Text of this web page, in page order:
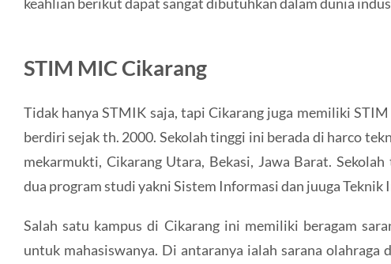
STIM MIC Cikarang
Tidak hanya STMIK saja, tapi Cikarang juga memiliki
berdiri sejak th. 2000. Sekolah tinggi ini berada di harco
mekarmukti, Cikarang Utara, Bekasi, Jawa Barat.
dua program studi yakni Sistem Informasi dan juuga Teknik
Salah satu kampus di Cikarang ini memiliki beragam
untuk mahasiswanya. Di antaranya ialah sarana olahraga